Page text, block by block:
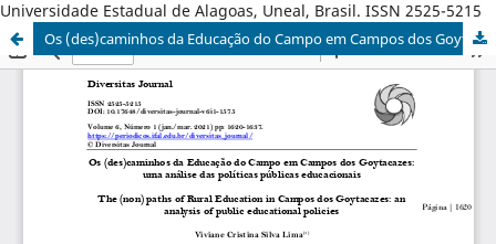
Universidade Estadual de Alagoas, Uneal, Brasil. ISSN 2525-5215
Os (des)caminhos da Educação do Campo em Campos dos Goytacazes: uma análise das políticas públicas educacionais